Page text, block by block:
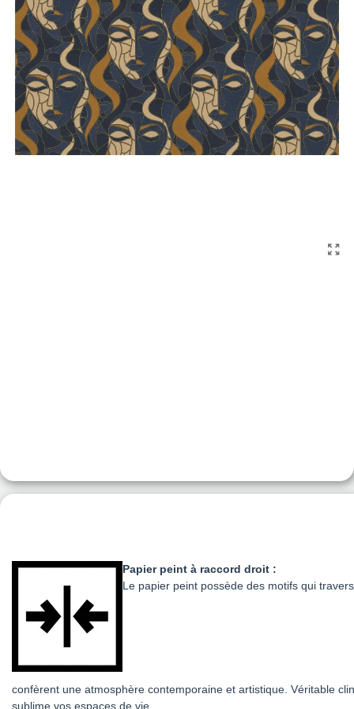
Papier peint à raccord droit :
Le papier peint possède des motifs qui
confèrent une atmosphère contemporaine et artistique. Véritable
sublime vos espaces de vie.